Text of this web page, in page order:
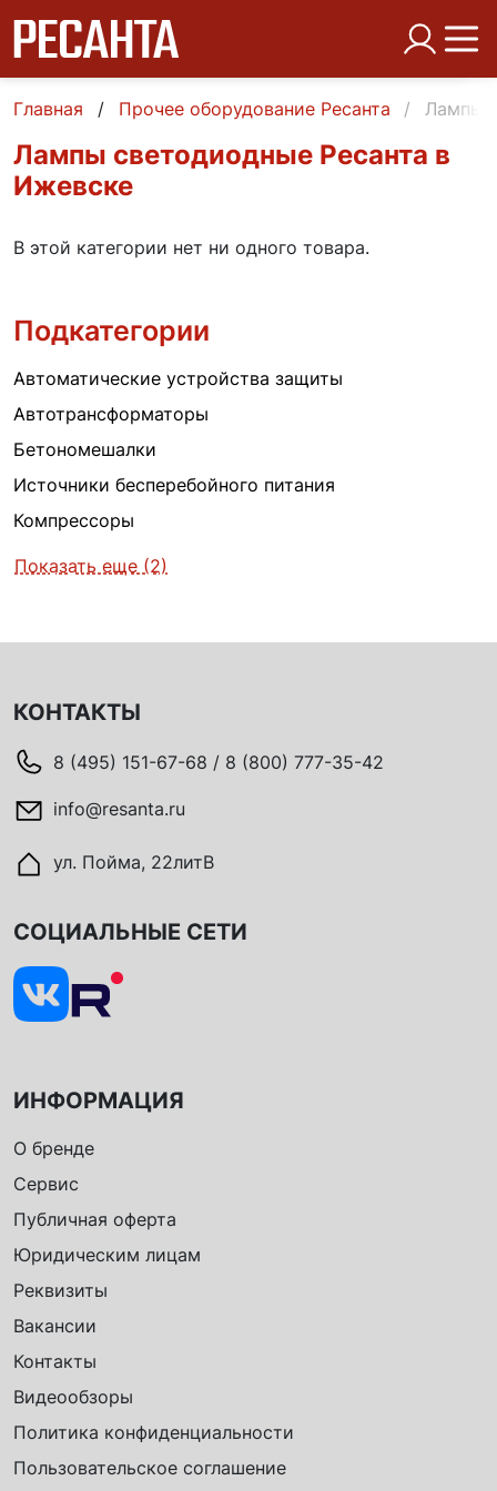
Главная Прочее оборудование Ресанта Лампы
Лампы светодиодные Ресанта в
Ижевске
В этой категории нет ни одного товара.
Подкатегории
Автоматические устройства защиты
Автотрансформаторы
Бетономешалки
Источники бесперебойного питания
Компрессоры
Показать еще (2)
КОНТАКТЫ
8 (495) 151-67-68 / 8 (800) 777-35-42
info@resanta.ru
ул. Пойма, 22литВ
ИНФОРМАЦИЯ
О бренде
Сервис
Публичная оферта
Юридическим лицам
Реквизиты
Вакансии
Контакты
Видеообзоры
Политика конфиденциальности
Пользовательское соглашение
СОЦИАЛЬНЫЕ СЕТИ